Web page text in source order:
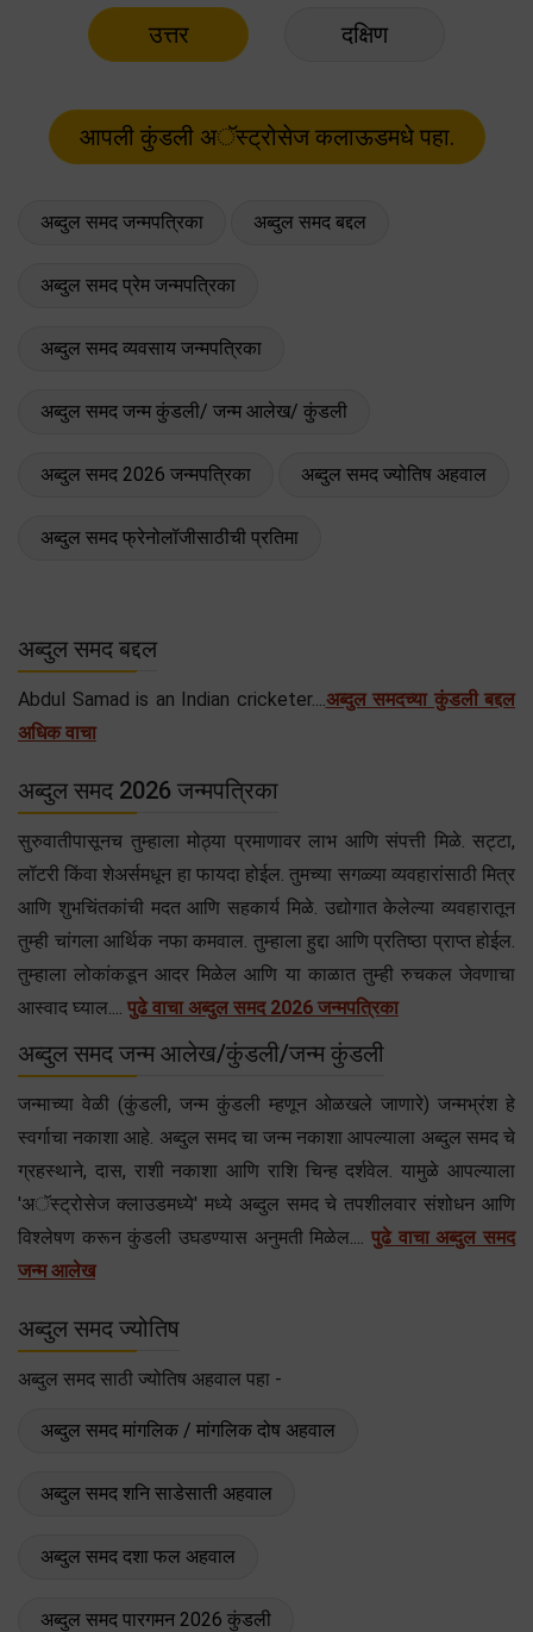
उत्तर दक्षिण
अब्दुल समद जन्मपत्रिका अब्दुल समद बद्दल
अब्दुल समद प्रेम जन्मपत्रिका
अब्दुल समद व्यवसाय जन्मपत्रिका
अब्दुल समद जन्म कुंडली/ जन्म आलेख/ कुंडली
अब्दुल समद 2026 जन्मपत्रिका अब्दुल समद ज्योतिष अहवाल
अब्दुल समद फ्रेनोलॉजीसाठीची प्रतिमा
अब्दुल समद बद्दल
Abdul Samad is an Indian cricketer....अब्दुल समदच्या कुंडली बद्दल
अधिक वाचा
अब्दुल समद 2026 जन्मपत्रिका
सुरुवातीपासूनच तुम्हाला मोठ्या प्रमाणावर लाभ आणि संपत्ती मिळे. सट्टा,
लॉटरी किंवा शेअर्समधून हा फायदा होईल. तुमच्या सगळ्या व्यवहारांसाठी मित्र
आणि शुभचिंतकांची मदत आणि सहकार्य मिळे. उद्योगात केलेल्या व्यवहारातून
तुम्ही चांगला आर्थिक नफा कमवाल. तुम्हाला हुद्दा आणि प्रतिष्ठा प्राप्त होईल.
तुम्हाला लोकांकडून आदर मिळेल आणि या काळात तुम्ही रुचकल जेवणाचा
आस्वाद घ्याल.... पुढे वाचा अब्दुल समद 2026 जन्मपत्रिका
अब्दुल समद जन्म आलेख/कुंडली/जन्म कुंडली
जन्माच्या वेळी (कुंडली, जन्म कुंडली म्हणून ओळखले जाणारे) जन्मभ्रंश हे
स्वर्गाचा नकाशा आहे. अब्दुल समद चा जन्म नकाशा आपल्याला अब्दुल समद चे
ग्रहस्थाने, दास, राशी नकाशा आणि राशि चिन्ह दर्शवेल. यामुळे आपल्याला
'अॅस्ट्रोसेज क्लाउडमध्ये' मध्ये अब्दुल समद चे तपशीलवार संशोधन आणि
विश्लेषण करून कुंडली उघडण्यास अनुमती मिळेल.... पुढे वाचा अब्दुल समद
जन्म आलेख
अब्दुल समद ज्योतिष
अब्दुल समद साठी ज्योतिष अहवाल पहा -
अब्दुल समद मांगलिक / मांगलिक दोष अहवाल
अब्दुल समद शनि साडेसाती अहवाल
अब्दुल समद दशा फल अहवाल
अब्दुल समद पारगमन 2026 कुंडली